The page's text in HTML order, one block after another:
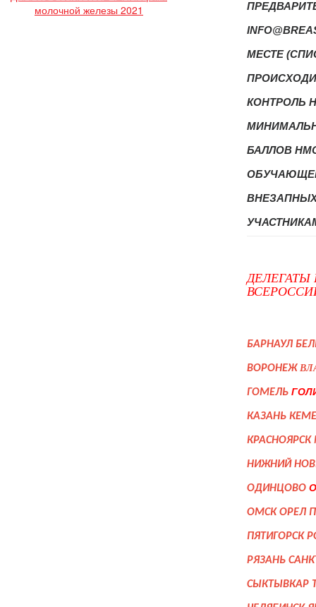
молочной железы 2021
МЕСТЕ
КОНТРОЛЬ
БАЛЛОВ
ВНЕЗАПНЫХ
ДЕЛЕГАТЫ
БАРНАУЛ
ВОРОНЕЖ
ГОМЕЛЬ
КАЗАНЬ
НИЖНИЙ
ОДИНЦОВО
ОМСК ОРЕЛ
ПЯТИГОРСК
РЯЗАНЬ
СЫКТЫВКАР